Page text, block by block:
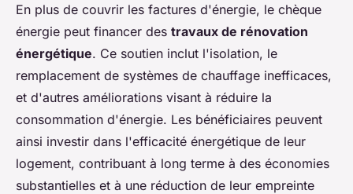
En plus de couvrir les factures d'énergie, le chèque
énergie peut financer des travaux de rénovation
énergétique. Ce soutien inclut l'isolation, le
remplacement de systèmes de chauffage inefficaces,
et d'autres améliorations visant à réduire la
consommation d'énergie. Les bénéficiaires peuvent
ainsi investir dans l'efficacité énergétique de leur
logement, contribuant à long terme à des économies
substantielles et à une réduction de leur empreinte